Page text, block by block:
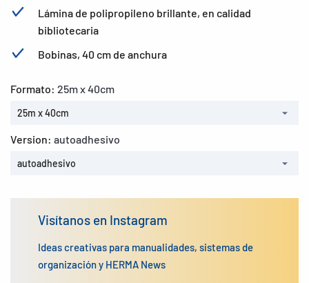
Lámina de polipropileno brillante, en calidad
bibliotecaria
Bobinas, 40 cm de anchura
Formato: 25m x 40cm
25m x 40cm
Version: autoadhesivo
autoadhesivo
Visítanos en Instagram
Ideas creativas para manualidades, sistemas de
organización y HERMA News